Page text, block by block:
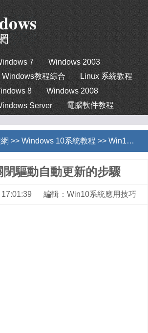
7
Windows 2003
Windows教程綜合
Linux 系統教程
8
Windows 2008
Server 電腦軟件教程
>> Windows 10系統教程 >> Win10系統應用技巧
驅動自動更新的步驟
17:01:39 編輯：Win10系統應用技巧